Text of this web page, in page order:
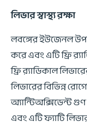
লিভার স্বাস্থ্য রক্ষা
লবঙ্গের ইউজেনল
করে এবং এটি ফ্রি
ফ্রি র‍্যাডিকাল
লিভারের বিভিন্ন
অ্যান্টিঅক্সিডেন্ট
এবং এটি ফ্যাটি